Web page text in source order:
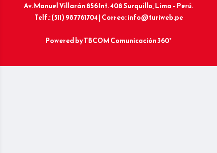
Av. Manuel Villarán 856 Int. 408 Surquillo, Lima – Perú.
Telf.: (511) 987761704 | Correo: info@turiweb.pe
Powered byTBCOM Comunicación 360°